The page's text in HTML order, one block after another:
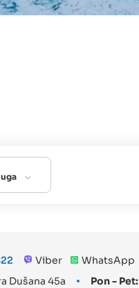
Viber WhatsApp
Dušana 45a
Pon - Pet: